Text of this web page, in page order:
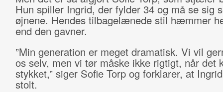
Hun spiller Ingrid, der fylder 34 og må se sig
øjnene. Hendes tilbagelænede stil hæmmer
end den gavner.
”Min generation er meget dramatisk. Vi vil
os selv, men vi tør måske ikke rigtigt, når det
stykket,” siger Sofie Torp og forklarer, at
stolt.